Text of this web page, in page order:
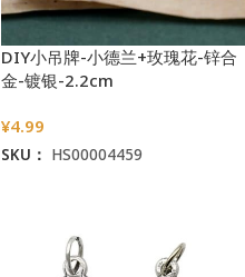
DIY小吊牌-小德兰+玫瑰花-锌合
金-镀银-2.2cm
¥4.99
SKU： HS00004459